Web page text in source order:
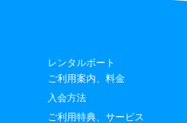
レンタルボート
ご利用案内、料金
入会方法
ご利用特典、サービス